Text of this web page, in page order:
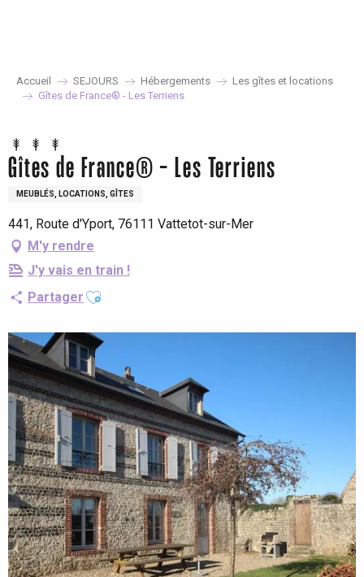
Accueil SEJOURS Hébergements
Les gîtes et locations
Gîtes de France® - Les Terriens
Gîtes de France® - Les Terriens
MEUBLÉS, LOCATIONS, GÎTES
441, Route d'Yport, 76111 Vattetot-sur-Mer
M'y rendre
J'y vais en train !
Partager Ajouter aux favoris